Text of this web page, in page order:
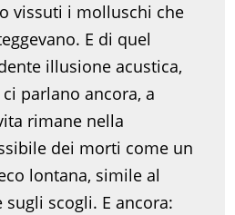
vissuti i molluschi che
E di quel
illusione acustica,
parlano ancora, a
rimane nella
dei morti come un
lontana, simile al
scogli. E ancora: